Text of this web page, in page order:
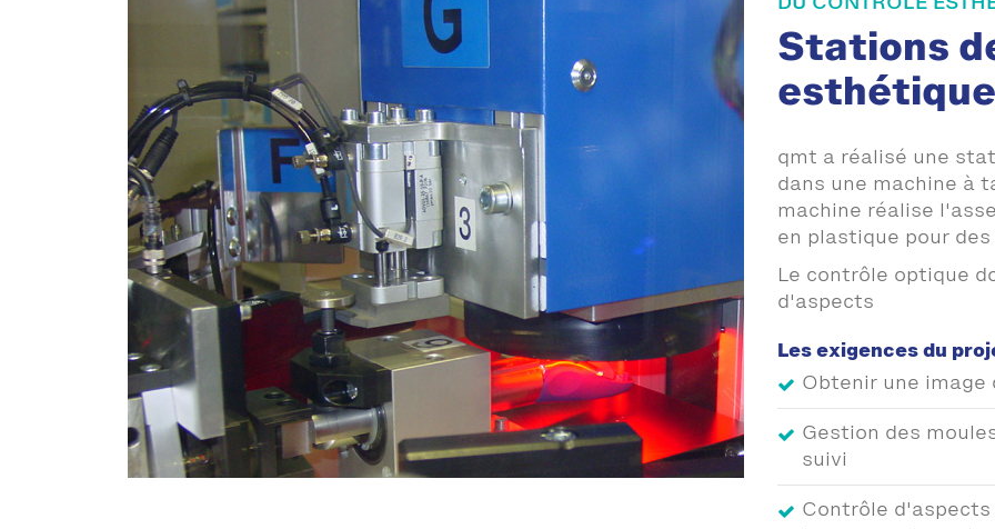
Stations
qmt a réalisé une
dans une machine à
machine réalise
en plastique pour
Le contrôle optique
d'aspects
Les exigences du
Obtenir une
Gestion des
suivi
Contrôle